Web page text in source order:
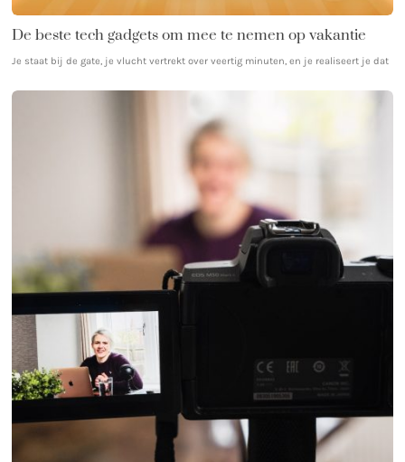
De beste tech gadgets om mee te nemen op vakantie
Je staat bij de gate, je vlucht vertrekt over veertig minuten, en je realiseert je dat